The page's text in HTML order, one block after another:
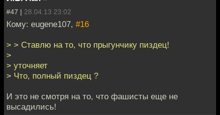
#47 | 28.04.13 23:02
Кому: eugene107, #16
> > Ставлю на то, что прыгунчику пиздец!
>
> уточняет
> Что, полный пиздец ?
И это не смотря на то, что фашисты еще не
высадились!